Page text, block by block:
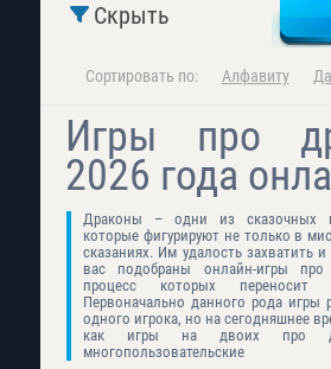
Скрыть
Сортировать по: Алфавиту
Игры про
2026 года
Драконы – одни из сказочных
которые фигурируют не только в
сказаниях. Им удалость захватить
вас подобраны онлайн-игры про
процесс которых
Первоначально данного рода игры
одного игрока, но на сегодняшнее
как игры на двоих про
многопользовательские